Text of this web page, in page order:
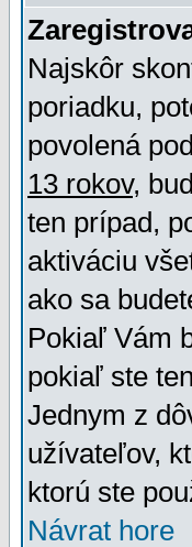
Najskôr
poriadku,
povolená
13 rokov,
ten prípad,
aktiváciu
ako sa
Pokiaľ Vám
pokiaľ ste
Jednym z
užívateľov,
ktorú ste
Návrat hore